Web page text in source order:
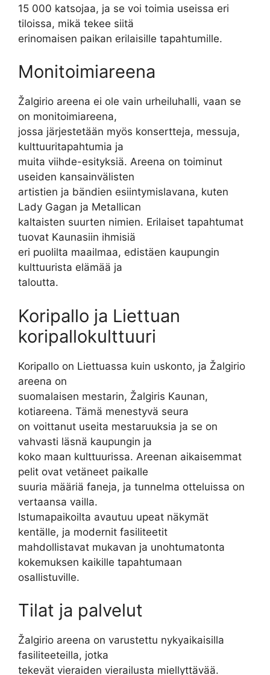
15 000 katsojaa, ja se voi toimia useissa eri
tiloissa, mikä tekee siitä
erinomaisen paikan erilaisille tapahtumille.
Monitoimiareena
Žalgirio areena ei ole vain urheiluhalli, vaan se
on monitoimiareena,
jossa järjestetään myös konsertteja, messuja,
kulttuuritapahtumia ja
muita viihde-esityksiä. Areena on toiminut
useiden kansainvälisten
artistien ja bändien esiintymislavana, kuten
Lady Gagan ja Metallican
kaltaisten suurten nimien. Erilaiset tapahtumat
tuovat Kaunasiin ihmisiä
eri puolilta maailmaa, edistäen kaupungin
kulttuurista elämää ja
taloutta.
Koripallo ja Liettuan
koripallokulttuuri
Koripallo on Liettuassa kuin uskonto, ja Žalgirio
areena on
suomalaisen mestarin, Žalgiris Kaunan,
kotiareena. Tämä menestyvä seura
on voittanut useita mestaruuksia ja se on
vahvasti läsnä kaupungin ja
koko maan kulttuurissa. Areenan aikaisemmat
pelit ovat vetäneet paikalle
suuria määriä faneja, ja tunnelma otteluissa on
vertaansa vailla.
Istumapaikoilta avautuu upeat näkymät
kentälle, ja modernit fasiliteetit
mahdollistavat mukavan ja unohtumatonta
kokemuksen kaikille tapahtumaan
osallistuville.
Tilat ja palvelut
Žalgirio areena on varustettu nykyaikaisilla
fasiliteeteilla, jotka
tekevät vieraiden vierailusta miellyttävää.